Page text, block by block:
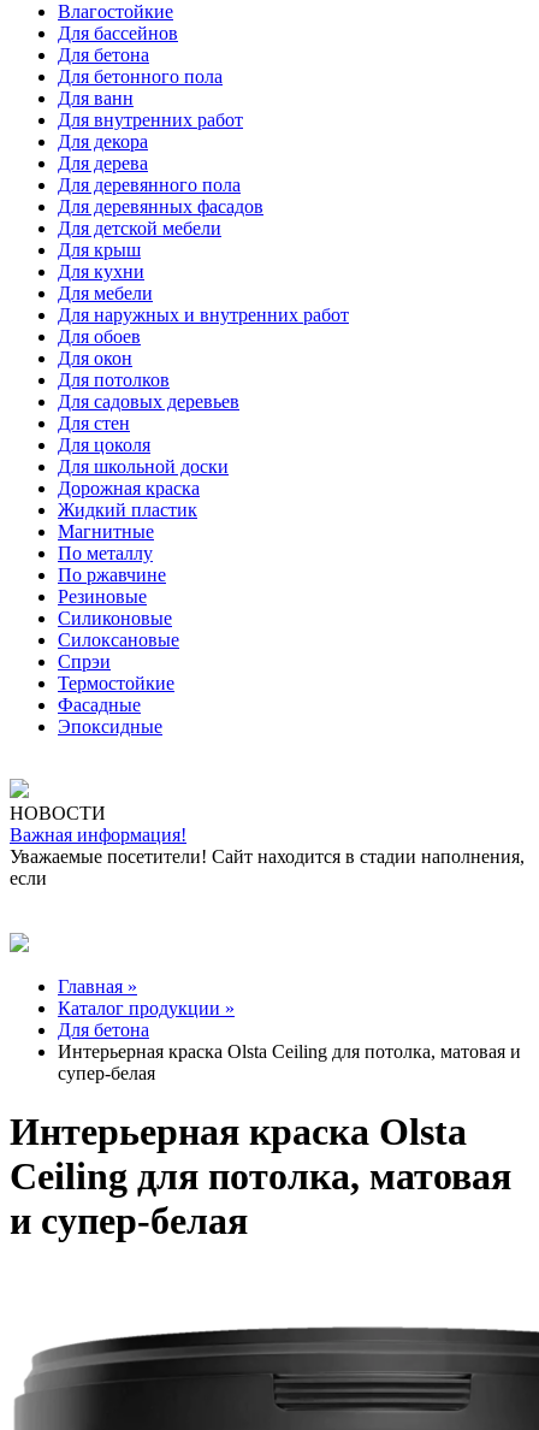
Влагостойкие
Для бассейнов
Для бетона
Для бетонного пола
Для ванн
Для внутренних работ
Для декора
Для дерева
Для деревянного пола
Для деревянных фасадов
Для детской мебели
Для крыш
Для кухни
Для мебели
Для наружных и внутренних работ
Для обоев
Для окон
Для потолков
Для садовых деревьев
Для стен
Для цоколя
Для школьной доски
Дорожная краска
Жидкий пластик
Магнитные
По металлу
По ржавчине
Резиновые
Силиконовые
Силоксановые
Спрэи
Термостойкие
Фасадные
Эпоксидные
НОВОСТИ
Важная информация!
Уважаемые посетители! Сайт находится в стадии наполнения,
если
Главная »
Каталог продукции »
Для бетона
Интерьерная краска Olsta Ceiling для потолка, матовая и
супер-белая
Интерьерная краска Olsta
Ceiling для потолка, матовая
и супер-белая